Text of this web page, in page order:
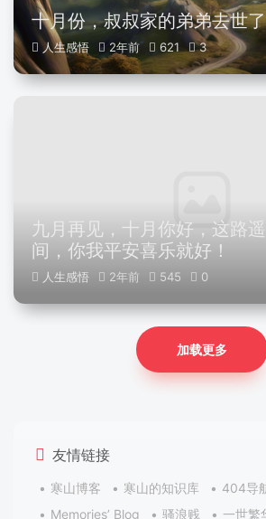
十月份，叔叔家的弟弟去世
人生感悟 2年前 621 3
九月再见，十月你好，这路
间，你我平安喜乐就好！
人生感悟 2年前 545 0
加载更多
友情链接
寒山博客 寒山的知识库
404导
Memories’ Blog
骚浪贱 一世繁